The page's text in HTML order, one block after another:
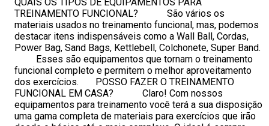
TREINAMENTO FUNCIONAL? São vários os
materiais usados no treinamento funcional, mas, podemos
destacar itens indispensáveis como a Wall Ball, Cordas,
Power Bag, Sand Bags, Kettlebell, Colchonete, Super Band.
Esses são equipamentos que tornam o treinamento
funcional completo e permitem o melhor aproveitamento
dos exercícios. POSSO FAZER O TREINAMENTO
FUNCIONAL EM CASA? Claro! Com nossos
equipamentos para treinamento você terá a sua disposição
uma gama completa de materiais para exercícios que irão